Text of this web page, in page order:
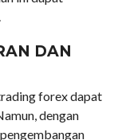
DAN
forex dapat
dengan